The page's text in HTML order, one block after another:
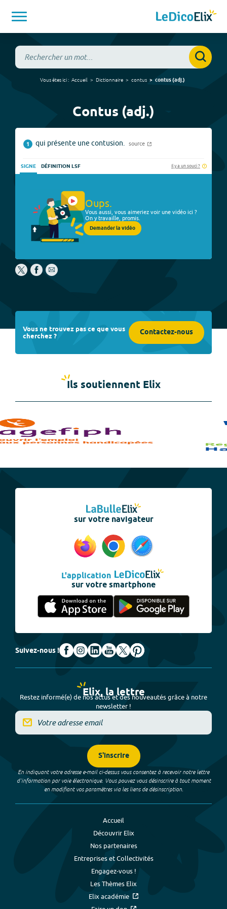
Vous êtes ici : Accueil Dictionnaire contus contus(adj.)
Contus (adj.)
1 qui présente une contusion. source
SIGNE DÉFINITION LSF Il y a un souci ?
Oups.
Vous aussi, vous aimeriez voir une vidéo ici ?
On y travaille, promis.
Demander la vidéo
Vous ne trouvez pas ce que vous
cherchez ? Contactez-nous
Ils soutiennent Elix
sur votre navigateur
L'application
sur votre smartphone
Suivez-nous !
Elix, la lettre
Restez informé(e) de nos actus et des nouveautés grâce à notre
newsletter !
S'inscrire
En indiquant votre adresse e-mail ci-dessus vous consentez à recevoir notre lettre
d’information par voie électronique. Vous pouvez vous désinscrire à tout moment
en modifiant vos paramètres via les liens de désinscription.
Accueil
Découvrir Elix
Nos partenaires
Entreprises et Collectivités
Engagez-vous !
Les Thèmes Elix
Elix académie